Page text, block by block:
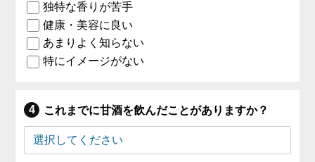
独特な香りが苦手
健康・美容に良い
あまりよく知らない
特にイメージがない
これまでに甘酒を飲んだことがありますか？